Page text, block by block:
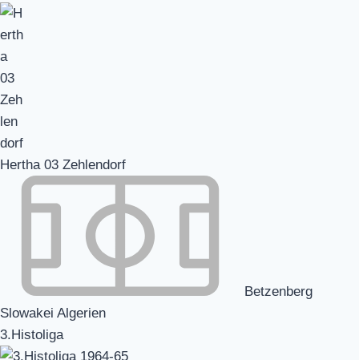
Hertha 03 Zehlendorf
Betzenberg
Slowakei Algerien
3.Histoliga